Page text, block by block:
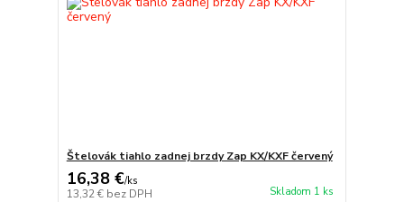
Štelovák tiahlo zadnej brzdy Zap KX/KXF červený
16,38 €/ks
13,32 € bez DPH Skladom 1 ks